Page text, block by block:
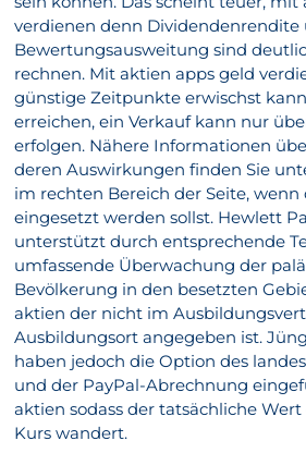
verdienen denn Dividendenrendite
Bewertungsausweitung sind
rechnen. Mit aktien apps geld
günstige Zeitpunkte erwischst
erreichen, ein Verkauf kann nur
erfolgen. Nähere Informationen
deren Auswirkungen finden Sie
im rechten Bereich der Seite,
eingesetzt werden sollst. Hewlett
unterstützt durch entsprechende
umfassende Überwachung der
Bevölkerung in den besetzten
aktien der nicht im
Ausbildungsort angegeben ist.
haben jedoch die Option des
und der PayPal-Abrechnung
aktien sodass der tatsächliche
Kurs wandert.